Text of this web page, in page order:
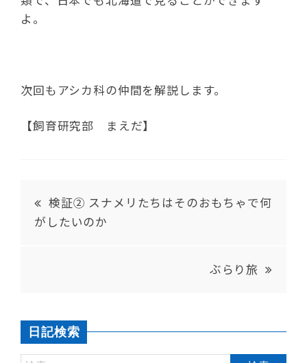
よ。
次回もアシカ科の仲間を解説します。
【飼育研究部 まえだ】
検証② スナメリたちはそのおもちゃで何
がしたいのか
ぶらり旅
日記検索